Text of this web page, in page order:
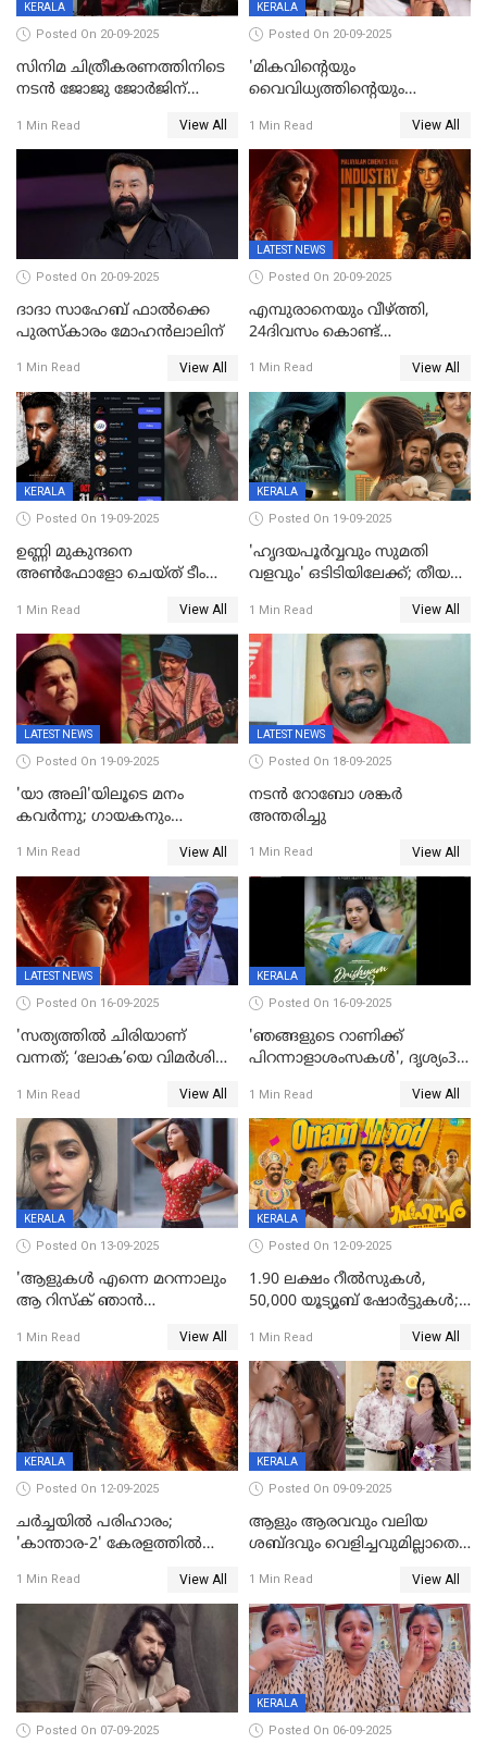
KERALA
Posted On 20-09-2025
സിനിമ ചിത്രീകരണത്തിനിടെ
നടൻ ജോജു ജോർജിന്
പറമ്പോലും ഈ സമയം
ജീപ്പിൽ
1 Min Read View All
KERALA
Posted On 20-09-2025
'മികവിന്റെയും
വൈവിധ്യത്തിന്റെയും
അഭിനന്ദിച്ച് പ്രധാനമന്ത്രി
1 Min Read View All
Posted On 20-09-2025
ദാദാ സാഹേബ് ഫാൽക്കെ
പുരസ്‌കാരം മോഹൻലാലിന്
1 Min Read View All
LATEST NEWS
Posted On 20-09-2025
എമ്പുരാനെയും വീഴ്ത്തി,
24ദിവസം കൊണ്ട്
ഇൻഡസ്ട്രി ഹിറ്റ്;
റെക്കോർഡുമായി ലോക
1 Min Read View All
KERALA
Posted On 19-09-2025
ഉണ്ണി മുകുന്ദനെ
അൺഫോളോ ചെയ്ത് ടീം
മാർക്കോയിൽ യാഷ്,
പൃഥ്വിരാജ്,
മമ്മുട്ടി,മോഹൻലാൽ..ചർച്ചകളുമായി
സൈബർലോകവും
1 Min Read View All
KERALA
Posted On 19-09-2025
'ഹൃദയപൂര്‍വ്വവും സുമതി
വളവും' ഒടിടിയിലേക്ക്; തീയതി
1 Min Read View All
LATEST NEWS
Posted On 19-09-2025
'യാ അലി'യിലൂടെ മനം
കവർന്നു; ഗായകനും
അന്തരിച്ചു
1 Min Read View All
LATEST NEWS
Posted On 18-09-2025
നടൻ റോബോ ശങ്കർ
അന്തരിച്ചു
1 Min Read View All
LATEST NEWS
Posted On 16-09-2025
'സത്യത്തിൽ ചിരിയാണ്
വന്നത്; ‘ലോക’യെ വിമർശിച്ച്
1 Min Read View All
KERALA
Posted On 16-09-2025
'ഞങ്ങളുടെ റാണിക്ക്
പിറന്നാളാശംസകൾ', ദൃശ്യം3-
പോസ്റ്റർ പുറത്തുവിട്ടു
1 Min Read View All
KERALA
Posted On 13-09-2025
'ആളുകള്‍ എന്നെ മറന്നാലും
ആ റിസ്ക് ഞാൻ
മനസിലായി, കടുത്ത
തീരുമാനവുമായി ഐശ്വര്യ
ലക്ഷ്മി
1 Min Read View All
KERALA
Posted On 12-09-2025
1.90 ലക്ഷം റീല്‍സുകള്‍,
50,000 യൂട്യൂബ് ഷോര്‍ട്ടുകള്‍;
ഹിറ്റായി ഓണം മൂഡ് ഗാനം
1 Min Read View All
KERALA
Posted On 12-09-2025
ചർച്ചയിൽ പരിഹാരം;
'കാന്താര-2' കേരളത്തിൽ
ഫിയോക്ക്
1 Min Read View All
KERALA
Posted On 09-09-2025
ആളും ആരവവും വലിയ
ശബ്ദവും വെളിച്ചവുമില്ലാതെ
വിവാഹിതയായെന്ന്‌ നടി ​
ഗ്രേസ് ആന്റണി
1 Min Read View All
Posted On 07-09-2025
KERALA
Posted On 06-09-2025